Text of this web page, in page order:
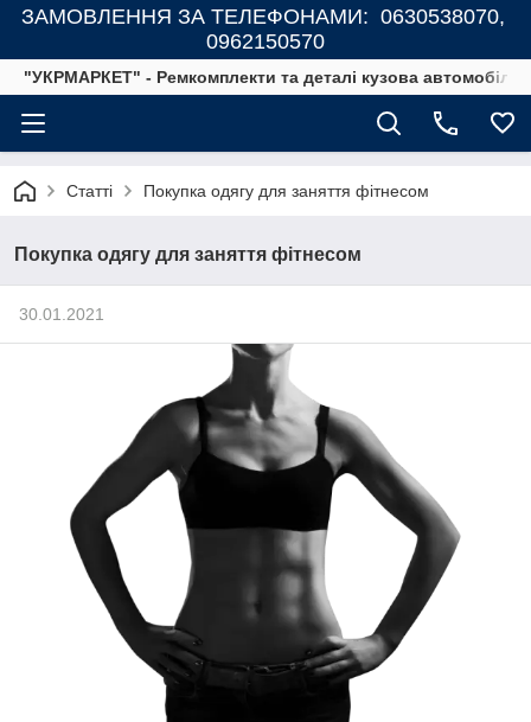
ЗАМОВЛЕННЯ ЗА ТЕЛЕФОНАМИ: 0630538070,
0962150570
"УКРМАРКЕТ" - Ремкомплекти та деталі кузова автомобілів
Статті Покупка одягу для заняття фітнесом
Покупка одягу для заняття фітнесом
30.01.2021